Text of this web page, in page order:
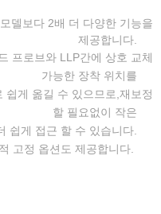
델보다 2배 더 다양한 기능을
제공합니다.
프로브와 LLP간에 상호 교체
가능한 장착 위치를
쉽게 옮길 수 있으므로,재보정
할 필요없이 작은
쉽게 접근 할 수 있습니다.
고정 옵션도 제공합니다.